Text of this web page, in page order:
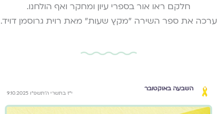
חלקם ראו אור בספרי עיון ומחקר ואף הולחנו.
ערכה את ספר השירה "מקץ שעות" מאת רוית גרוסמן דויד.
השבעה באוקטובר
י״ז בתשרי ה׳תשפ״ו 9.10.2025